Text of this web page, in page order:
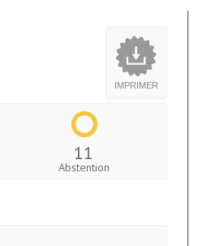
IMPRIMER
11
Abstention